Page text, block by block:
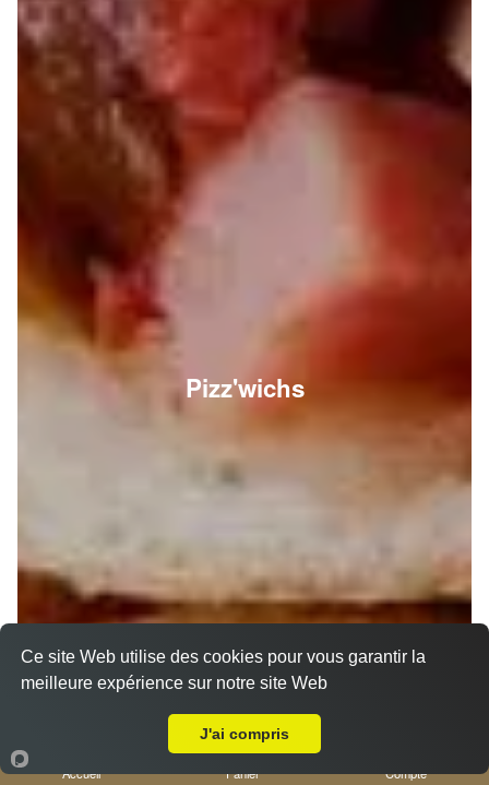
Pizz'wichs
Accueil Panier Compte
Ce site Web utilise des cookies pour vous garantir la
meilleure expérience sur notre site Web
J'ai compris